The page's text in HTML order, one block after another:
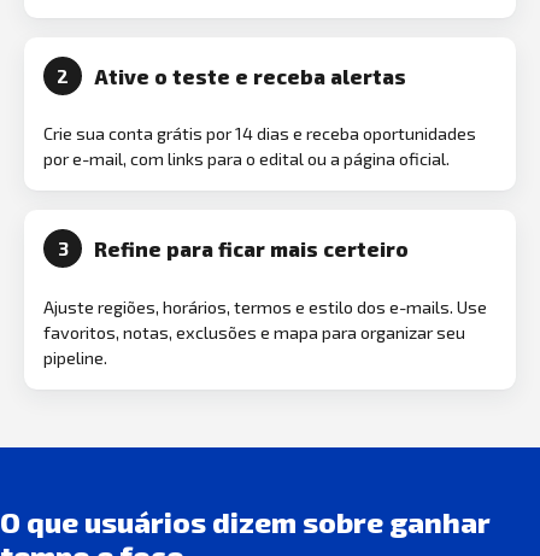
2 Ative o teste e receba alertas
Crie sua conta grátis por 14 dias e receba oportunidades
por e-mail, com links para o edital ou a página oficial.
3 Refine para ficar mais certeiro
Ajuste regiões, horários, termos e estilo dos e-mails. Use
favoritos, notas, exclusões e mapa para organizar seu
pipeline.
O que usuários dizem sobre ganhar